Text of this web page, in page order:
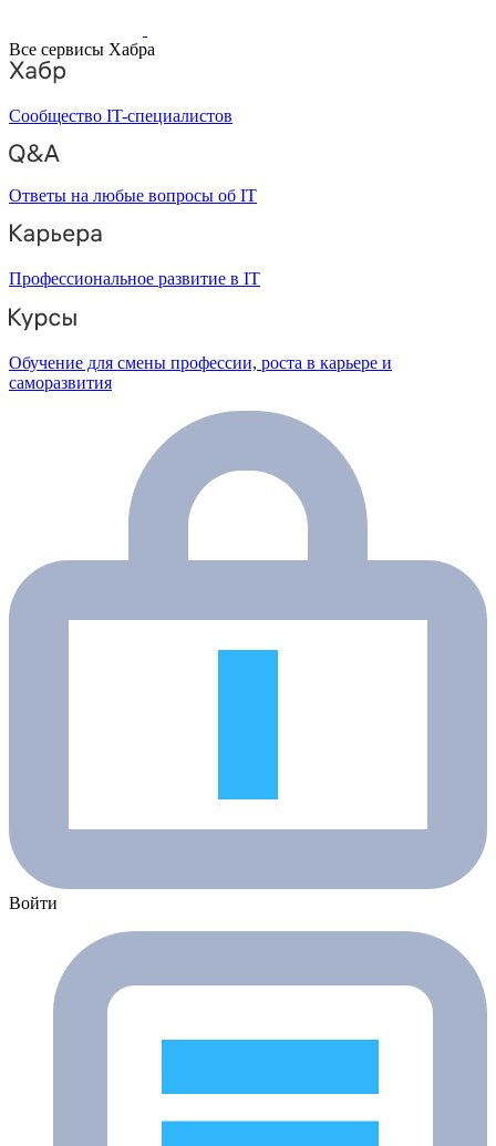
Все сервисы Хабра
Сообщество IT-специалистов
Ответы на любые вопросы об IT
Профессиональное развитие в IT
Обучение для смены профессии, роста в карьере и
саморазвития
Войти